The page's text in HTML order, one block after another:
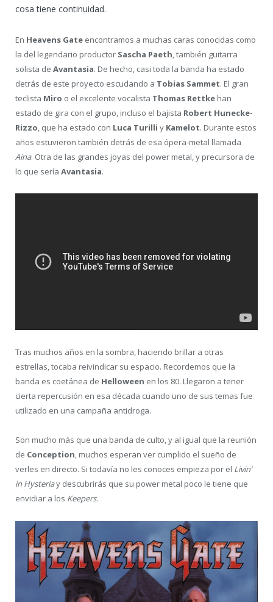
cosa tiene continuidad.
En Heavens Gate encontramos a muchas caras conocidas como
la del legendario productor Sascha Paeth, también guitarra
solista de Avantasia. De hecho, casi toda la banda ha estado
detrás de este proyecto escudando a Tobias Sammet. El gran
teclista Miro o el excelente vocalista Thomas Rettke han
estado de gira con el grupo, incluso el bajista Robert Hunecke-
Rizzo, que ha estado con Luca Turilli y Kamelot. Durante estos
años estuvieron también detrás de esa ópera-metal llamada
Aina. Otra de las grandes joyas del power metal, y precursora de
lo que sería Avantasia.
Tras muchos años en la sombra, haciendo brillar a otras
estrellas, tocaba reivindicar su espacio. Recordemos que la
banda es coetánea de Helloween en los 80. Llegaron a tener
cierta repercusión en esa década cuando uno de sus temas fue
utilizado en una campaña antidroga.
Son mucho más que una banda de culto, y al igual que la reunión
de Conception, muchos esperan ver cumplido el sueño de
verles en directo. Si todavía no les conoces empieza por el Livin’
in Hysteriay descubrirás que su power metal poco le tiene que
envidiar a los Keepers.